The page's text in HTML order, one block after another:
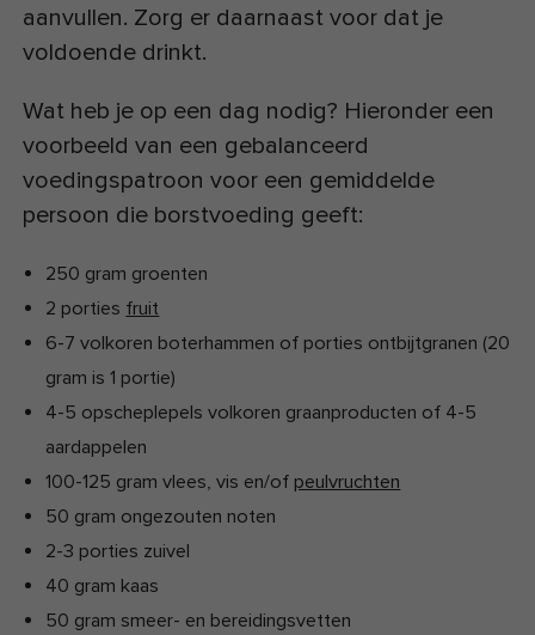
aanvullen. Zorg er daarnaast voor dat je
voldoende drinkt.
Wat heb je op een dag nodig? Hieronder een
voorbeeld van een gebalanceerd
voedingspatroon voor een gemiddelde
persoon die borstvoeding geeft:
250 gram groenten
2 porties fruit
6-7 volkoren boterhammen of porties ontbijtgranen (20
gram is 1 portie)
4-5 opscheplepels volkoren graanproducten of 4-5
aardappelen
100-125 gram vlees, vis en/of peulvruchten
50 gram ongezouten noten
2-3 porties zuivel
40 gram kaas
50 gram smeer- en bereidingsvetten